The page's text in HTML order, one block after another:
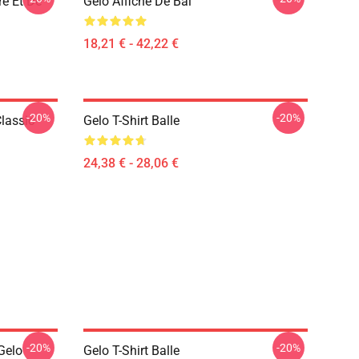
18,21 € - 42,22 €
-20% Gelo T-Shirt Balle
24,38 € - 28,06 €
-20%
-20% Gelo T-Shirt Balle -20%